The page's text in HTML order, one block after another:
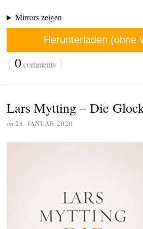
Mirrors zeigen
Herunterladen (ohne
{ 0comments }
Lars Mytting – Die
on 28. JANUAR 2020